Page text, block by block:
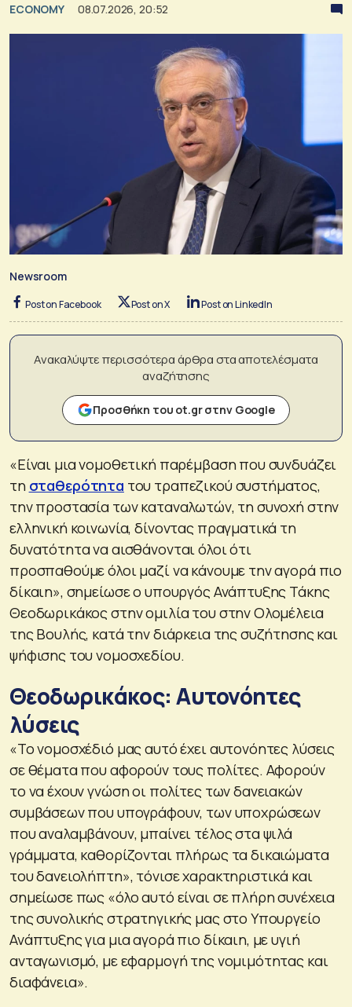
ECONOMY 08.07.2026, 20:52
Newsroom
Post on Facebook Post on X Post on LinkedIn
Ανακαλύψτε περισσότερα άρθρα στα αποτελέσματα
αναζήτησης
Προσθήκη του ot.gr στην Google
«Είναι μια νομοθετική παρέμβαση που συνδυάζει
τη σταθερότητα του τραπεζικού συστήματος,
την προστασία των καταναλωτών, τη συνοχή στην
ελληνική κοινωνία, δίνοντας πραγματικά τη
δυνατότητα να αισθάνονται όλοι ότι
προσπαθούμε όλοι μαζί να κάνουμε την αγορά πιο
δίκαιη», σημείωσε ο υπουργός Ανάπτυξης Τάκης
Θεοδωρικάκος στην ομιλία του στην Ολομέλεια
της Βουλής, κατά την διάρκεια της συζήτησης και
ψήφισης του νομοσχεδίου.
Θεοδωρικάκος: Αυτονόητες
λύσεις
«Το νομοσχέδιό μας αυτό έχει αυτονόητες λύσεις
σε θέματα που αφορούν τους πολίτες. Αφορούν
το να έχουν γνώση οι πολίτες των δανειακών
συμβάσεων που υπογράφουν, των υποχρώσεων
που αναλαμβάνουν, μπαίνει τέλος στα ψιλά
γράμματα, καθορίζονται πλήρως τα δικαιώματα
του δανειολήπτη», τόνισε χαρακτηριστικά και
σημείωσε πως «όλο αυτό είναι σε πλήρη συνέχεια
της συνολικής στρατηγικής μας στο Υπουργείο
Ανάπτυξης για μια αγορά πιο δίκαιη, με υγιή
ανταγωνισμό, με εφαρμογή της νομιμότητας και
διαφάνεια».